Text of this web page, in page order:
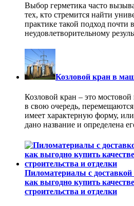
Выбор герметика часто
тех, кто стремится найти
практике такой подход почти
неудовлетворительному
Козловой кран в
Козловой кран – это
в свою очередь,
имеет характерную форму,
дано название и определена
Пиломатериалы с
как выгодно купить
строительства и отделки